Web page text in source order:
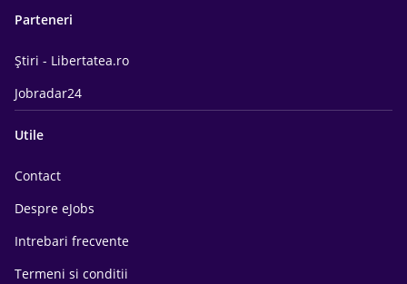
Parteneri
Știri - Libertatea.ro
Jobradar24
Utile
Contact
Despre eJobs
Intrebari frecvente
Termeni si conditii